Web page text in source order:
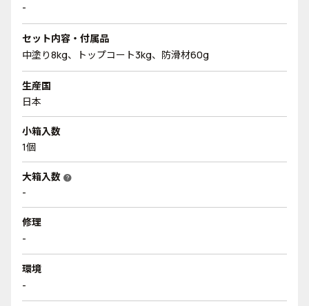
-
セット内容・付属品
中塗り8kg、トップコート3kg、防滑材60g
生産国
日本
小箱入数
1個
大箱入数 help
-
修理
-
環境
-